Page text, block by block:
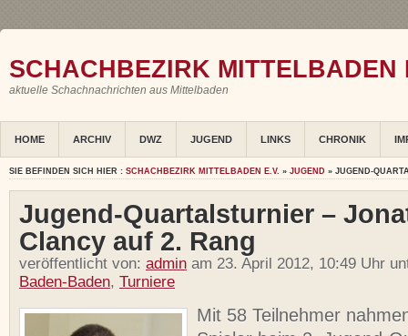
SCHACHBEZIRK MITTELBADEN
aktuelle Schachnachrichten aus Mittelbaden
HOME ARCHIV DWZ JUGEND LINKS CHRONIK
SIE BEFINDEN SICH HIER : SCHACHBEZIRK MITTELBADEN E.V. » JUGEND » JUGEND-
Jugend-Quartalsturnier –
Clancy auf 2. Rang
veröffentlicht von: admin am 23. April 2012, 10:49 Uhr
Baden-Baden, Turniere
Mit 58 Teilnehmer